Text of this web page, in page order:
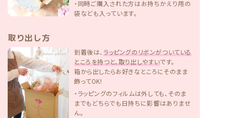
・同時ご購入された方はお持ちかえり用の
袋なども入っています。
取り出し方
到着後は、ラッピングのリボンがついている
ところを持つと、取り出しやすいです。
箱から出したらお好きなところにそのまま
飾ってOK!
・ラッピングのフィルムは外しても、そのま
までもどちらでも日持ちに影響はありませ
ん。